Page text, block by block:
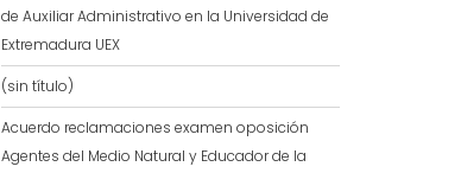
de Auxiliar Administrativo en la Universidad de
Extremadura UEX
(sin título)
Acuerdo reclamaciones examen oposición
Agentes del Medio Natural y Educador de la